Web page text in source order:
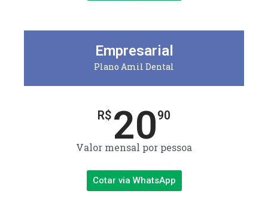
Empresarial
Plano Amil Dental
R$ 2090
Valor mensal por pessoa
Cotar via WhatsApp